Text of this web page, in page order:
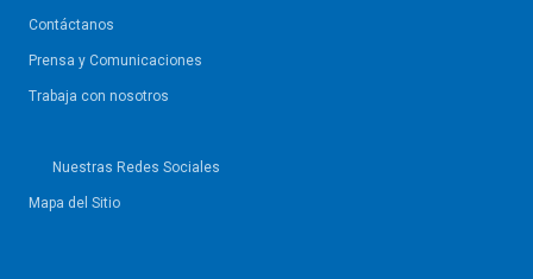
Contáctanos
Prensa y Comunicaciones
Trabaja con nosotros
Nuestras Redes Sociales
Mapa del Sitio